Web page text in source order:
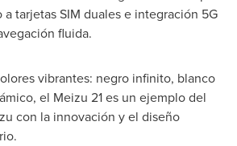
a tarjetas SIM duales e integración 5G
fluida.
vibrantes: negro infinito, blanco
el Meizu 21 es un ejemplo del
con la innovación y el diseño